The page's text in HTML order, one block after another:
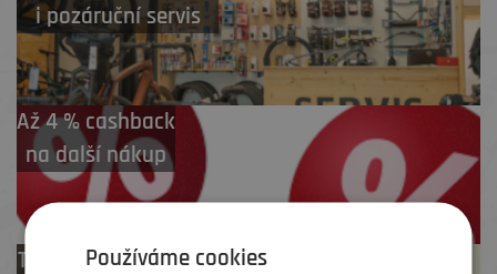
i pozáruční servis
Až 4 % cashback
na další nákup
Test centrumPoužíváme cookies